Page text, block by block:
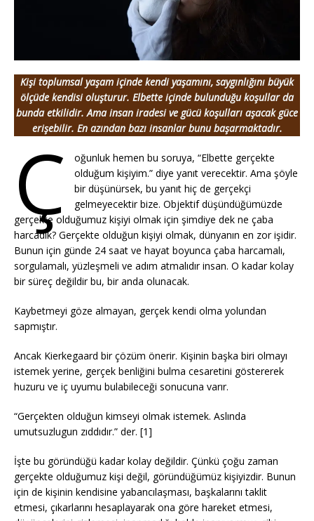
Kişi toplumsal yaşam içinde kendi yaşamını, saygınlığını büyük
ölçüde kendisi oluşturur. Elbette içinde bulunduğu koşullar da
bunda etkilidir. Ama insan iradesi ve gücü koşulları aşacak güce
erişebilir. En azından bazı insanlar bunu başarmaktadır.
Ç
oğunluk hemen bu soruya, “Elbette gerçekte
olduğum kişiyim.” diye yanıt verecektir. Ama şöyle
bir düşünürsek, bu yanıt hiç de gerçekçi
gelmeyecektir bize. Objektif düşündüğümüzde
gerçekte olduğumuz kişiyi olmak için şimdiye dek ne çaba
harcadık? Gerçekte olduğun kişiyi olmak, dünyanın en zor işidir.
Bunun için günde 24 saat ve hayat boyunca çaba harcamalı,
sorgulamalı, yüzleşmeli ve adım atmalıdır insan. O kadar kolay
bir süreç değildir bu, bir anda olunacak.
Kaybetmeyi göze almayan, gerçek kendi olma yolundan
sapmıştır.
Ancak Kierkegaard bir çözüm önerir. Kişinin başka biri olmayı
istemek yerine, gerçek benliğini bulma cesaretini göstererek
huzuru ve iç uyumu bulabileceği sonucuna varır.
“Gerçekten olduğun kimseyi olmak istemek. Aslında
umutsuzlugun zıddıdır.” der. [1]
İşte bu göründüğü kadar kolay değildir. Çünkü çoğu zaman
gerçekte olduğumuz kişi değil, göründüğümüz kişiyizdir. Bunun
için de kişinin kendisine yabancılaşması, başkalarını taklit
etmesi, çıkarlarını hesaplayarak ona göre hareket etmesi,